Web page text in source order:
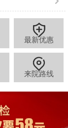
最新优惠
来院路线